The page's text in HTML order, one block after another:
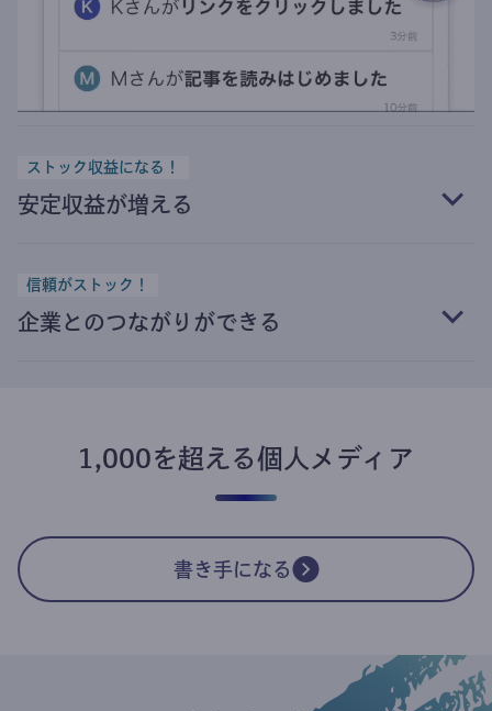
ストック収益になる！
安定収益が増える
信頼がストック！
企業とのつながりができる
1,000を超える個人メディア
書き手になる